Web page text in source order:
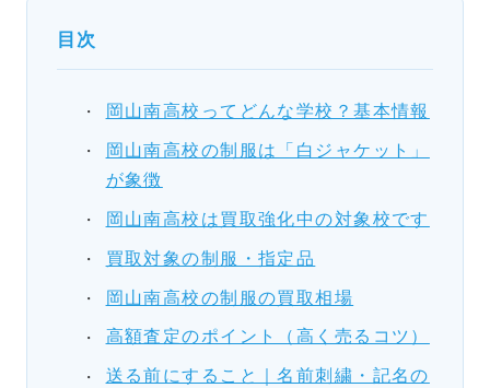
目次
岡山南高校ってどんな学校？基本情報
岡山南高校の制服は「白ジャケット」
が象徴
岡山南高校は買取強化中の対象校です
買取対象の制服・指定品
岡山南高校の制服の買取相場
高額査定のポイント（高く売るコツ）
送る前にすること｜名前刺繍・記名の